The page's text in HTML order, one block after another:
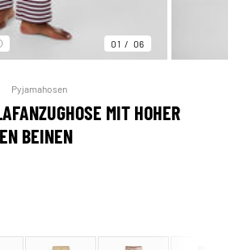
01 06
Pyjamahosen
MIT HOHER
BEINEN